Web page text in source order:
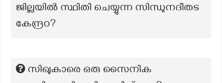
ജില്ലയിൽ സ്ഥിതി ചെയ്യുന്ന സിന്ധുനദീതട
കേന്ദ്രo?
സിഖുകാരെ ഒരു സൈനിക